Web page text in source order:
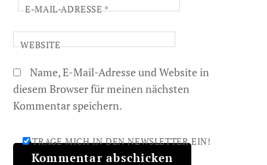
E-MAIL-ADRESSE*
WEBSITE
Name, E-Mail-Adresse und Website in
diesem Browser für meinen nächsten
Kommentar speichern.
TRAGE MICH IN DEN NEWSLETTER EIN!